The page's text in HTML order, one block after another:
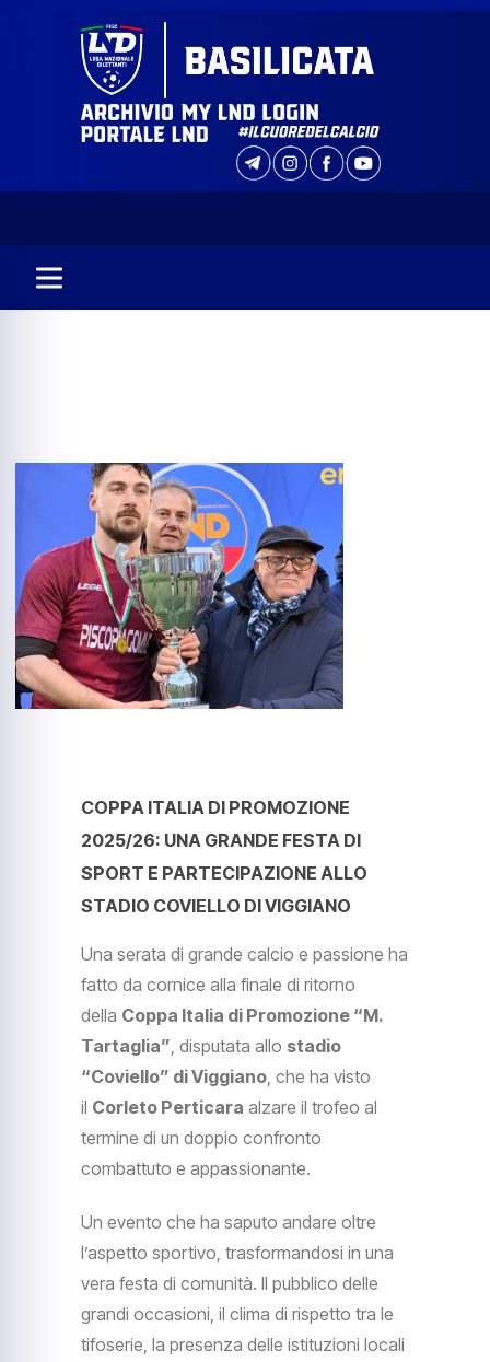
COPPA ITALIA DI PROMOZIONE
2025/26: UNA GRANDE FESTA DI
SPORT E PARTECIPAZIONE ALLO
STADIO COVIELLO DI VIGGIANO
Una serata di grande calcio e passione ha
fatto da cornice alla finale di ritorno
della Coppa Italia di Promozione “M.
Tartaglia”, disputata allo stadio
“Coviello” di Viggiano, che ha visto
il Corleto Perticara alzare il trofeo al
termine di un doppio confronto
combattuto e appassionante.
Un evento che ha saputo andare oltre
l’aspetto sportivo, trasformandosi in una
vera festa di comunità. Il pubblico delle
grandi occasioni, il clima di rispetto tra le
tifoserie, la presenza delle istituzioni locali